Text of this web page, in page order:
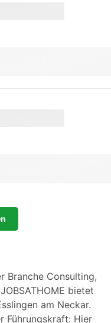
Branche Consulting,
bietet
am Neckar.
Führungskraft: Hier